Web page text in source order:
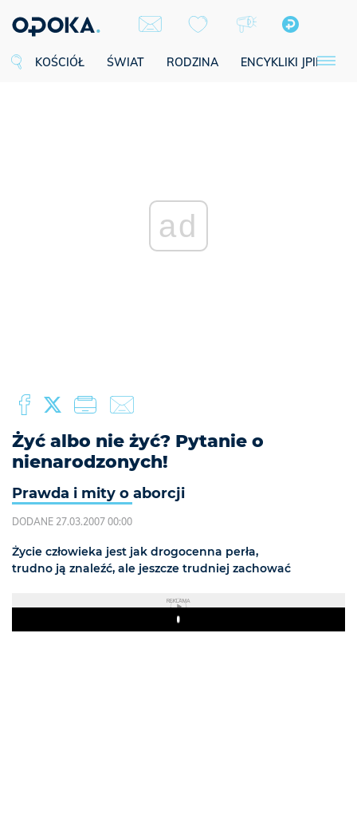
KOŚCIÓŁ ŚWIAT RODZINA ENCYKLIKI JPII
ad
Żyć albo nie żyć? Pytanie o
nienarodzonych!
Prawda i mity o aborcji
DODANE 27.03.2007 00:00
Życie człowieka jest jak drogocenna perła,
trudno ją znaleźć, ale jeszcze trudniej zachować
REKLAMA
Play